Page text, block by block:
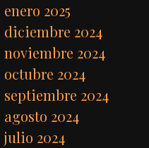
enero 2025
diciembre 2024
noviembre 2024
octubre 2024
septiembre 2024
agosto 2024
julio 2024